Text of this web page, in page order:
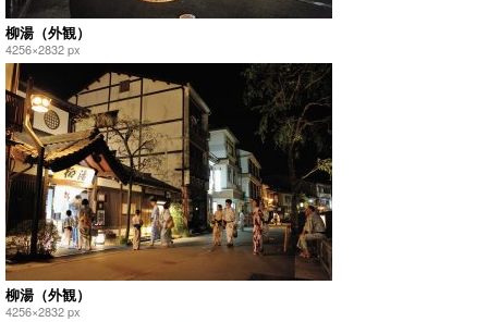
柳湯（外観）
4256×2832 px
柳湯（外観）
4256×2832 px